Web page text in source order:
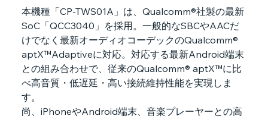
本機種「CP-TWS01A」は、Qualcomm®社製の最新
SoC「QCC3040」を採用。一般的なSBCやAACだ
けでなく最新オーディオコーデックのQualcomm®
aptX™Adaptiveに対応。対応する最新Android端末
との組み合わせで、従来のQualcomm® aptX™に比
べ高音質・低遅延・高い接続維持性能を実現しま
す。
尚、iPhoneやAndroid端末、音楽プレーヤーとの高